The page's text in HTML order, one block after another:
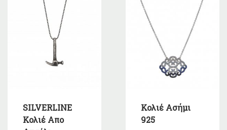
SILVERLINE
Κολιέ Απο
Κολιέ Ασήμι
925